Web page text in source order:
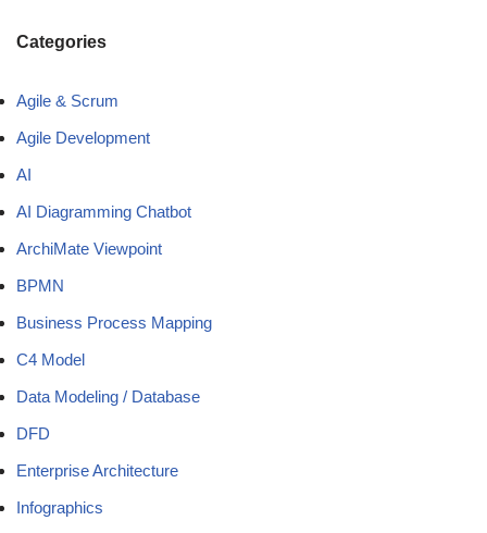
Categories
Agile & Scrum
Agile Development
AI
AI Diagramming Chatbot
ArchiMate Viewpoint
BPMN
Business Process Mapping
C4 Model
Data Modeling / Database
DFD
Enterprise Architecture
Infographics